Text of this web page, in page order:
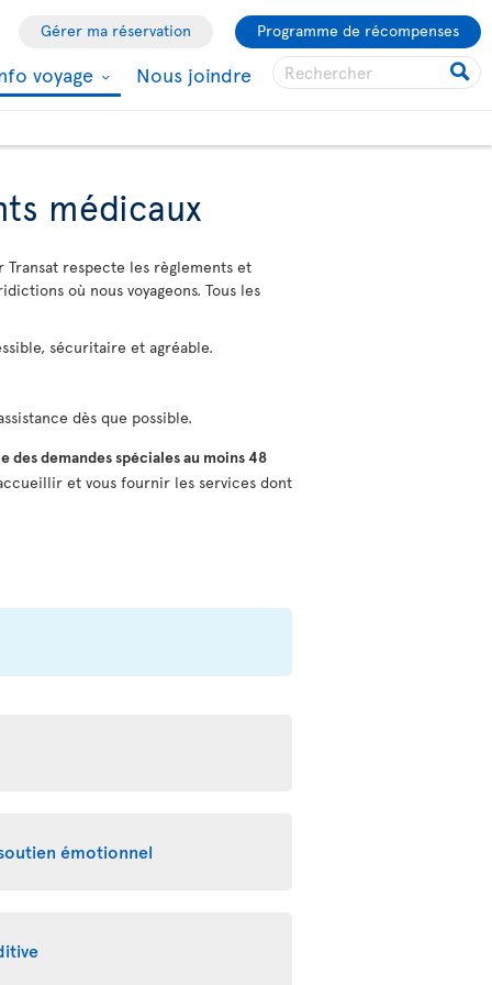
Gérer ma réservation Programme de récompenses
voyage Nous joindre
médicaux
Transat respecte les règlements et
où nous voyageons. Tous les
sécuritaire et agréable.
dès que possible.
demandes spéciales au moins 48
et vous fournir les services dont
émotionnel